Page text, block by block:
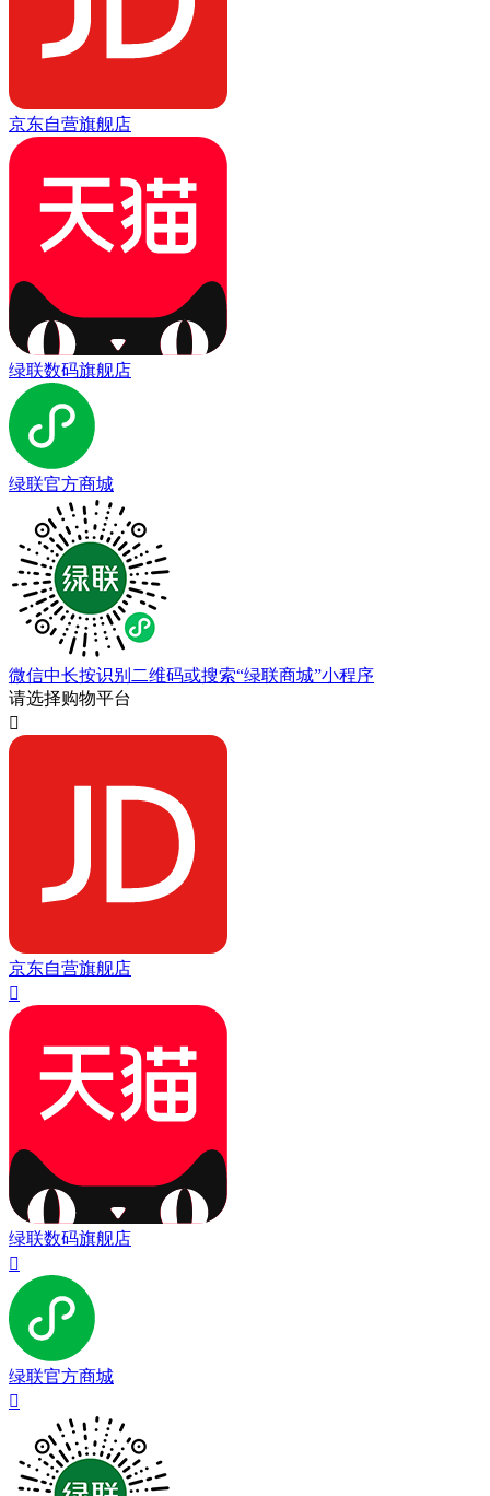
京东自营旗舰店
绿联数码旗舰店
绿联官方商城
微信中长按识别二维码或搜索“绿联商城”小程序
请选择购物平台

京东自营旗舰店

绿联数码旗舰店

绿联官方商城
